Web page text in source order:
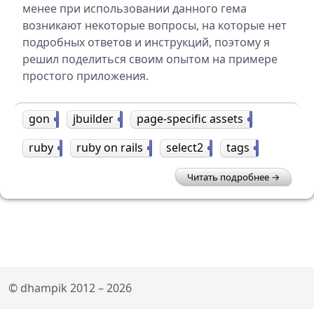
менее при использовании данного гема
возникают некоторые вопросы, на которые нет
подробных ответов и инструкций, поэтому я
решил поделиться своим опытом на примере
простого приложения.
gon jbuilder page-specific assets
ruby
ruby on rails select2 tags
Читать подробнее
© dhampik 2012 – 2026